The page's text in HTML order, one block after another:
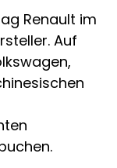
Renault im
Auf